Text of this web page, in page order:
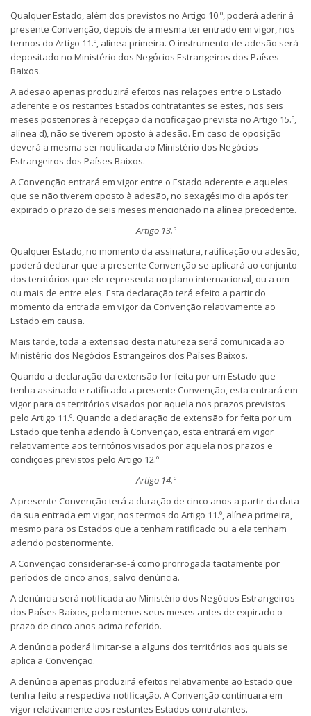
Qualquer Estado, além dos previstos no Artigo 10.º, poderá aderir à
presente Convenção, depois de a mesma ter entrado em vigor, nos
termos do Artigo 11.º, alínea primeira. O instrumento de adesão será
depositado no Ministério dos Negócios Estrangeiros dos Países
Baixos.
A adesão apenas produzirá efeitos nas relações entre o Estado
aderente e os restantes Estados contratantes se estes, nos seis
meses posteriores à recepção da notificação prevista no Artigo 15.º,
alínea d), não se tiverem oposto à adesão. Em caso de oposição
deverá a mesma ser notificada ao Ministério dos Negócios
Estrangeiros dos Países Baixos.
A Convenção entrará em vigor entre o Estado aderente e aqueles
que se não tiverem oposto à adesão, no sexagésimo dia após ter
expirado o prazo de seis meses mencionado na alínea precedente.
Artigo 13.º
Qualquer Estado, no momento da assinatura, ratificação ou adesão,
poderá declarar que a presente Convenção se aplicará ao conjunto
dos territórios que ele representa no plano internacional, ou a um
ou mais de entre eles. Esta declaração terá efeito a partir do
momento da entrada em vigor da Convenção relativamente ao
Estado em causa.
Mais tarde, toda a extensão desta natureza será comunicada ao
Ministério dos Negócios Estrangeiros dos Países Baixos.
Quando a declaração da extensão for feita por um Estado que
tenha assinado e ratificado a presente Convenção, esta entrará em
vigor para os territórios visados por aquela nos prazos previstos
pelo Artigo 11.º. Quando a declaração de extensão for feita por um
Estado que tenha aderido à Convenção, esta entrará em vigor
relativamente aos territórios visados por aquela nos prazos e
condições previstos pelo Artigo 12.º
Artigo 14.º
A presente Convenção terá a duração de cinco anos a partir da data
da sua entrada em vigor, nos termos do Artigo 11.º, alínea primeira,
mesmo para os Estados que a tenham ratificado ou a ela tenham
aderido posteriormente.
A Convenção considerar-se-á como prorrogada tacitamente por
períodos de cinco anos, salvo denúncia.
A denúncia será notificada ao Ministério dos Negócios Estrangeiros
dos Países Baixos, pelo menos seus meses antes de expirado o
prazo de cinco anos acima referido.
A denúncia poderá limitar-se a alguns dos territórios aos quais se
aplica a Convenção.
A denúncia apenas produzirá efeitos relativamente ao Estado que
tenha feito a respectiva notificação. A Convenção continuara em
vigor relativamente aos restantes Estados contratantes.